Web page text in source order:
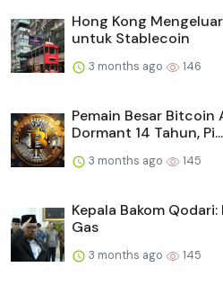
Hong Kong
untuk Stablecoin
3 months ago 146
Pemain Besar Bitcoin
Dormant 14 Tahun, Pi...
3 months ago 145
Kepala Bakom
Gas
3 months ago 145